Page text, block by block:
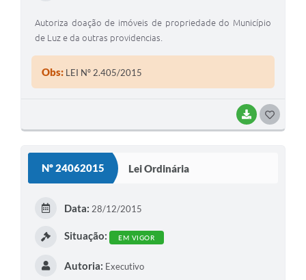
BAIXAR
Autoriza doação de imóveis de propriedade do Município
de Luz e da outras providencias.
Obs: LEI Nº 2.405/2015
Nº 24062015 Lei Ordinária
Data: 28/12/2015
Situação: EM VIGOR
Autoria: Executivo